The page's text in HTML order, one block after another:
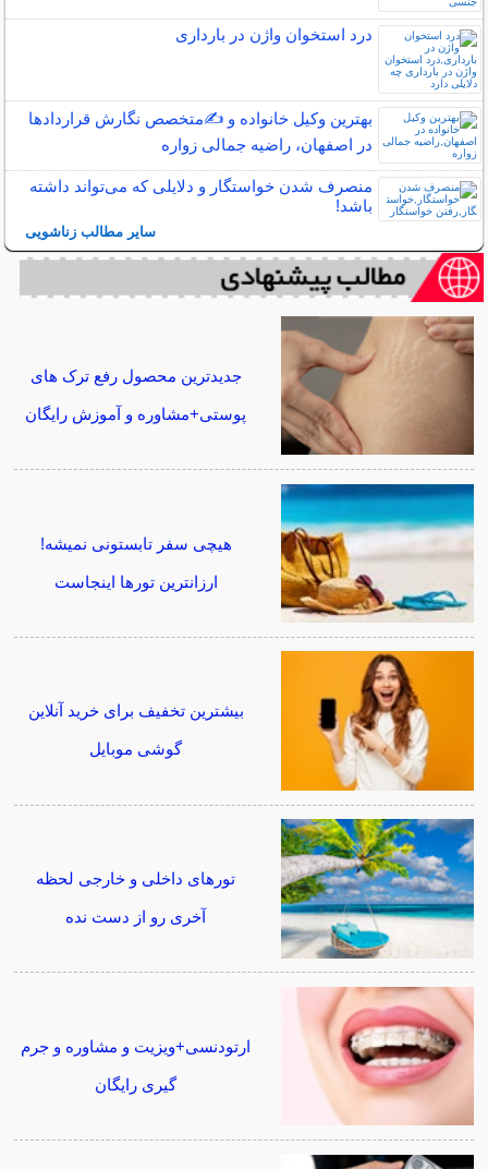
درد استخوان واژن در بارداری
بهترین وکیل خانواده و ✍️متخصص نگارش قراردادها
در اصفهان، راضیه جمالی زواره
منصرف شدن خواستگار و دلایلی که می‌تواند داشته
باشد!
سایر مطالب زناشویی
جدیدترین محصول رفع ترک های
پوستی+مشاوره و آموزش رایگان
هیچی سفر تابستونی نمیشه!
ارزانترین تورها اینجاست
بیشترین تخفیف برای خرید آنلاین
گوشی موبایل
تورهای داخلی و خارجی لحظه
آخری رو از دست نده
ارتودنسی+ویزیت و مشاوره و جرم
گیری رایگان